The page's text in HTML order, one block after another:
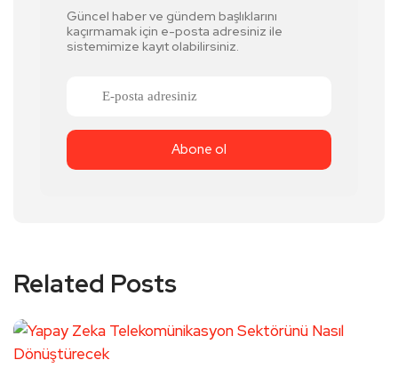
Güncel haber ve gündem başlıklarını
kaçırmamak için e-posta adresiniz ile
sistemimize kayıt olabilirsiniz.
Related Posts